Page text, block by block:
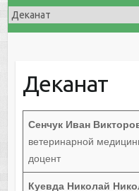
Деканат
Сенчук Иван
ветеринарной
доцент
Куевда Николай